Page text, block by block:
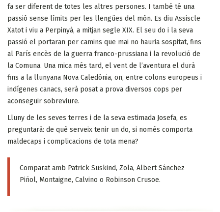
fa ser diferent de totes les altres persones. I també té una
passió sense límits per les llengües del món. Es diu Assiscle
Xatot i viu a Perpinyà, a mitjan segle XIX. El seu do i la seva
passió el portaran per camins que mai no hauria sospitat, fins
al París encès de la guerra franco-prussiana i la revolució de
la Comuna. Una mica més tard, el vent de l’aventura el durà
fins a la llunyana Nova Caledònia, on, entre colons europeus i
indígenes canacs, serà posat a prova diversos cops per
aconseguir sobreviure.
Lluny de les seves terres i de la seva estimada Josefa, es
preguntarà: de què serveix tenir un do, si només comporta
maldecaps i complicacions de tota mena?
Comparat amb Patrick Süskind, Zola, Albert Sánchez
Piñol, Montaigne, Calvino o Robinson Crusoe.